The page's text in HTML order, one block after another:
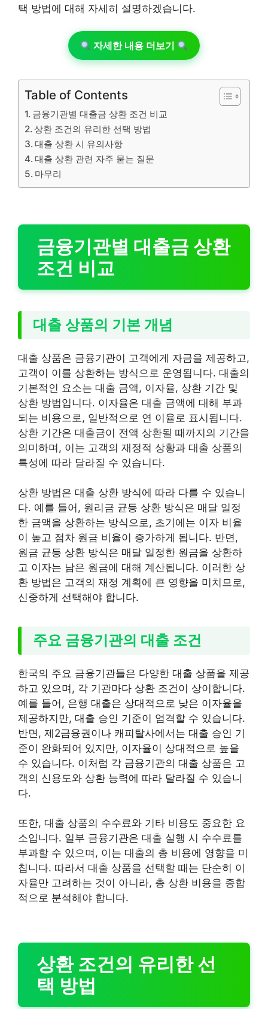
택 방법에 대해 자세히 설명하겠습니다.
자세한 내용 더보기
Table of Contents
금융기관별 대출금 상환 조건 비교
상환 조건의 유리한 선택 방법
대출 상환 시 유의사항
대출 상환 관련 자주 묻는 질문
마무리
금융기관별 대출금 상환
조건 비교
대출 상품의 기본 개념
대출 상품은 금융기관이 고객에게 자금을 제공하고,
고객이 이를 상환하는 방식으로 운영됩니다. 대출의
기본적인 요소는 대출 금액, 이자율, 상환 기간 및
상환 방법입니다. 이자율은 대출 금액에 대해 부과
되는 비용으로, 일반적으로 연 이율로 표시됩니다.
상환 기간은 대출금이 전액 상환될 때까지의 기간을
의미하며, 이는 고객의 재정적 상황과 대출 상품의
특성에 따라 달라질 수 있습니다.
상환 방법은 대출 상환 방식에 따라 다를 수 있습니
다. 예를 들어, 원리금 균등 상환 방식은 매달 일정
한 금액을 상환하는 방식으로, 초기에는 이자 비율
이 높고 점차 원금 비율이 증가하게 됩니다. 반면,
원금 균등 상환 방식은 매달 일정한 원금을 상환하
고 이자는 남은 원금에 대해 계산됩니다. 이러한 상
환 방법은 고객의 재정 계획에 큰 영향을 미치므로,
신중하게 선택해야 합니다.
주요 금융기관의 대출 조건
한국의 주요 금융기관들은 다양한 대출 상품을 제공
하고 있으며, 각 기관마다 상환 조건이 상이합니다.
예를 들어, 은행 대출은 상대적으로 낮은 이자율을
제공하지만, 대출 승인 기준이 엄격할 수 있습니다.
반면, 제2금융권이나 캐피탈사에서는 대출 승인 기
준이 완화되어 있지만, 이자율이 상대적으로 높을
수 있습니다. 이처럼 각 금융기관의 대출 상품은 고
객의 신용도와 상환 능력에 따라 달라질 수 있습니
다.
또한, 대출 상품의 수수료와 기타 비용도 중요한 요
소입니다. 일부 금융기관은 대출 실행 시 수수료를
부과할 수 있으며, 이는 대출의 총 비용에 영향을 미
칩니다. 따라서 대출 상품을 선택할 때는 단순히 이
자율만 고려하는 것이 아니라, 총 상환 비용을 종합
적으로 분석해야 합니다.
상환 조건의 유리한 선
택 방법